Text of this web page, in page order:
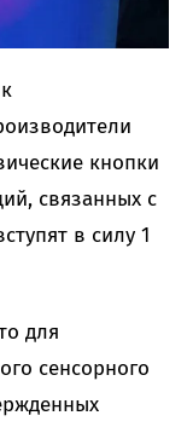
кнопки
связанных с
в силу 1
для
сенсорного